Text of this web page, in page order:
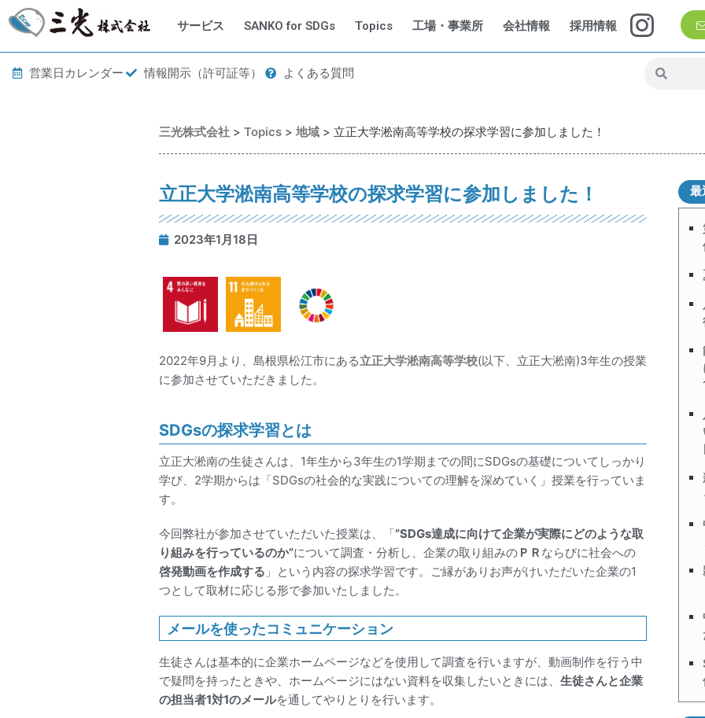
サービス SANKO for SDGs Topics 工場・事業所 会社情報 採用情報
営業日カレンダー 情報開示（許可証等） よくある質問
三光株式会社 > Topics > 地域 > 立正大学淞南高等学校の探求学習に参加しました！
立正大学淞南高等学校の探求学習に参加しました！
2023年1月18日
2022年9月より、島根県松江市にある立正大学淞南高等学校(以下、立正大淞南)3年生の授業
に参加させていただきました。
SDGsの探求学習とは
立正大淞南の生徒さんは、1年生から3年生の1学期までの間にSDGsの基礎についてしっかり
学び、2学期からは「SDGsの社会的な実践についての理解を深めていく」授業を行っていま
す。
今回弊社が参加させていただいた授業は、「”SDGs達成に向けて企業が実際にどのような取
り組みを行っているのか”について調査・分析し、企業の取り組みの ＰＲ ならびに社会への
啓発動画を作成する 」という内容の探求学習です。ご縁がありお声がけいただいた企業の1
つとして取材に応じる形で参加いたしました。
メールを使ったコミュニケーション
生徒さんは基本的に企業ホームページなどを使用して調査を行いますが、動画制作を行う中
で疑問を持ったときや、ホームページにはない資料を収集したいときには、 生徒さんと企業
の担当者1対1のメールを通してやりとりを行います。
最